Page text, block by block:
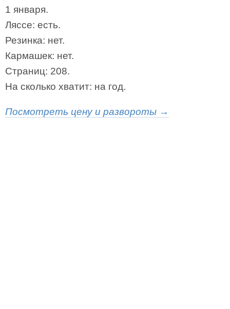
1 января.
Ляссе: есть.
Резинка: нет.
Кармашек: нет.
Страниц: 208.
На сколько хватит: на год.
Посмотреть цену и развороты →